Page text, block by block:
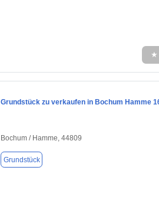
★
Grundstück zu verkaufen in Bochum Hamme
Bochum / Hamme, 44809
Grundstück